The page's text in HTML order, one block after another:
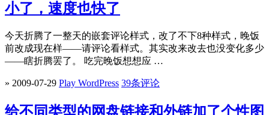
小了，速度也快了
今天折腾了一整天的嵌套评论样式，改了不下8种样式，晚饭
前改成现在样——请评论看样式。其实改来改去也没变化多少
——瞎折腾罢了。 吃完晚饭想想应 …
» 2009-07-29 Play WordPress 39条评论
给不同类型的网盘链接和外链加了个性图